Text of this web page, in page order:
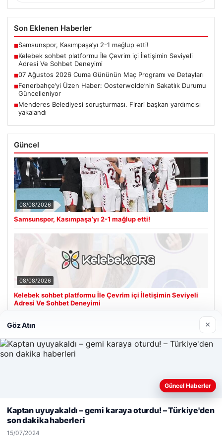
Son Eklenen Haberler
■Samsunspor, Kasımpaşa’yı 2-1 mağlup etti!
■Kelebek sohbet platformu İle Çevrim içi İletişimin Seviyeli
Adresi Ve Sohbet Deneyimi
■07 Ağustos 2026 Cuma Gününün Maç Programı ve Detayları
■Fenerbahçe’yi Üzen Haber: Oosterwolde’nin Sakatlık Durumu
Güncelleniyor
■Menderes Belediyesi soruşturması. Firari başkan yardımcısı
yakalandı
Güncel
08/08/2026
Samsunspor, Kasımpaşa’yı 2-1 mağlup etti!
08/08/2026
Kelebek sohbet platformu İle Çevrim içi İletişimin Seviyeli
Adresi Ve Sohbet Deneyimi
Son Eklenen Firmalar
Web sitemizi nasıl kullandığınızı daha iyi anlayabilmek,
kullanıyoruz.Çerez Politikamız
Göz Atın ×
Güncel Haberler
Kaptan uyuyakaldı – gemi karaya oturdu! – Türkiye'den
son dakika haberleri
15/07/2024